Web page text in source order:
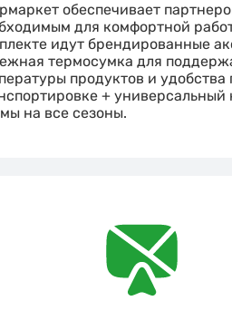
обеспечивает
для комфортной
идут брендированные
термосумка для
продуктов и удобства
+ универсальный
на все сезоны.